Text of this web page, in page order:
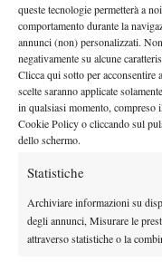
queste tecnologie permetterà a
comportamento durante la
annunci (non) personalizzati.
negativamente su alcune
Clicca qui sotto per acconsentire
scelte saranno applicate
in qualsiasi momento,
Cookie Policy o cliccando sul
dello schermo.
Statistiche
Archiviare informazioni su
degli annunci, Misurare le
attraverso statistiche o la
TAGGED: Australian
Roger Federer
Nessun
Devi essereconnessoper